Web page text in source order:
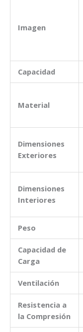
Imagen
Capacidad
Material
Dimensiones
Exteriores
Dimensiones
Interiores
Peso
Capacidad de
Carga
Ventilación
Resistencia a
la Compresión